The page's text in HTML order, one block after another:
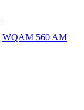
WQAM 560 AM